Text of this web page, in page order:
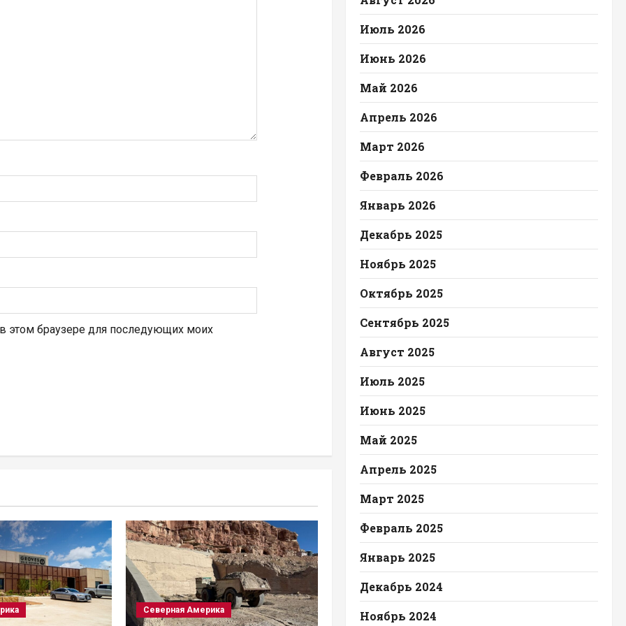
этом браузере для последующих моих
Северная Америка
Июль 2026
Июнь 2026
Май 2026
Апрель 2026
Март 2026
Февраль 2026
Январь 2026
Декабрь 2025
Ноябрь 2025
Октябрь 2025
Сентябрь 2025
Август 2025
Июль 2025
Июнь 2025
Май 2025
Апрель 2025
Март 2025
Февраль 2025
Январь 2025
Декабрь 2024
Ноябрь 2024